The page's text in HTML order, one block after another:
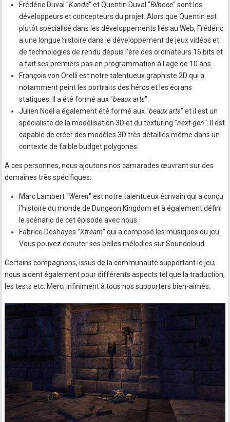
Frédéric Duval "Kanda" et Quentin Duval "Bilboee" sont les
développeurs et concepteurs du projet. Alors que Quentin est
plutôt spécialisé dans les développements liés au Web, Frédéric
a une longue histoire dans le développement de jeux vidéos et
de technologies de rendu depuis l'ère des ordinateurs 16 bits et
a fait ses premiers pas en programmation à l'age de 10 ans.
François von Orelli est notre talentueux graphiste 2D qui a
notamment peint les portraits des héros et les écrans
statiques. Il a été formé aux "beaux arts".
Julien Noël a également été formé aux "beaux arts" et il est un
spécialiste de la modélisation 3D et du texturing "next-gen". Il est
capable de créer des modèles 3D très détaillés même dans un
contexte de faible budget polygones.
A ces personnes, nous ajoutons nos camarades œuvrant sur des
domaines très spécifiques:
Marc Lambert "Weren" est notre talentueux écrivain qui a conçu
l'histoire du monde de Dungeon Kingdom et à également défini
le scénario de cet épisode avec nous.
Fabrice Deshayes "Xtream" qui a composé les musiques du jeu.
Vous pouvez écouter ses belles mélodies sur Soundcloud.
Certains compagnons, issus de la communauté supportant le jeu,
nous aident également pour différents aspects tel que la traduction,
les tests etc. Merci infiniment à tous nos supporters bien-aimés.